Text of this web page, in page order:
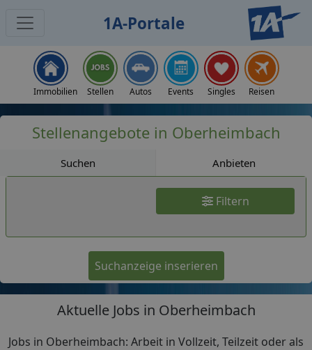
1A-Portale
Immobilien Stellen Autos Events Singles Reisen
Stellenangebote in Oberheimbach
Suchen Anbieten
Filtern
Suchanzeige inserieren
Aktuelle Jobs in Oberheimbach
Jobs in Oberheimbach: Arbeit in Vollzeit, Teilzeit oder als